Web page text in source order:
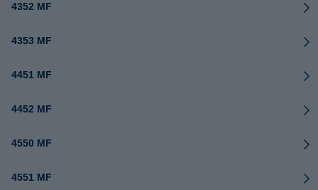
4352 MF
4353 MF
4451 MF
4452 MF
4550 MF
4551 MF